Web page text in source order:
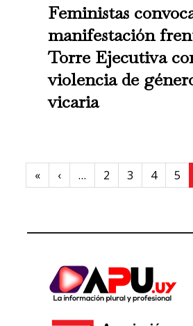
Feministas
manifestación
Torre Ejecutiva
violencia de
vicaria
Paginación
«First page
‹Previous page
… 2 3 4 5